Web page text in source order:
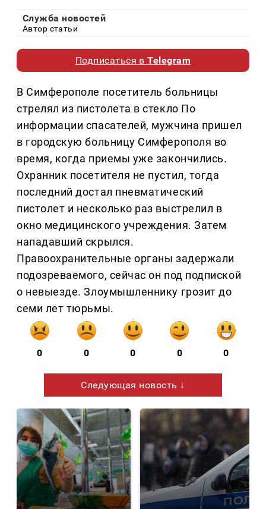
Служба новостей
Автор статьи
Подписаться вTelegram
В Симферополе посетитель больницы
стрелял из пистолета в стекло По
информации спасателей, мужчина пришел
в городскую больницу Симферополя во
время, когда приемы уже закончились.
Охранник посетителя не пустил, тогда
последний достал пневматический
пистолет и несколько раз выстрелил в
окно медицинского учреждения. Затем
нападавший скрылся.
Правоохранительные органы задержали
подозреваемого, сейчас он под подпиской
о невыезде. Злоумышленнику грозит до
семи лет тюрьмы.
0 0 0 0 0
Следующая новость ↓